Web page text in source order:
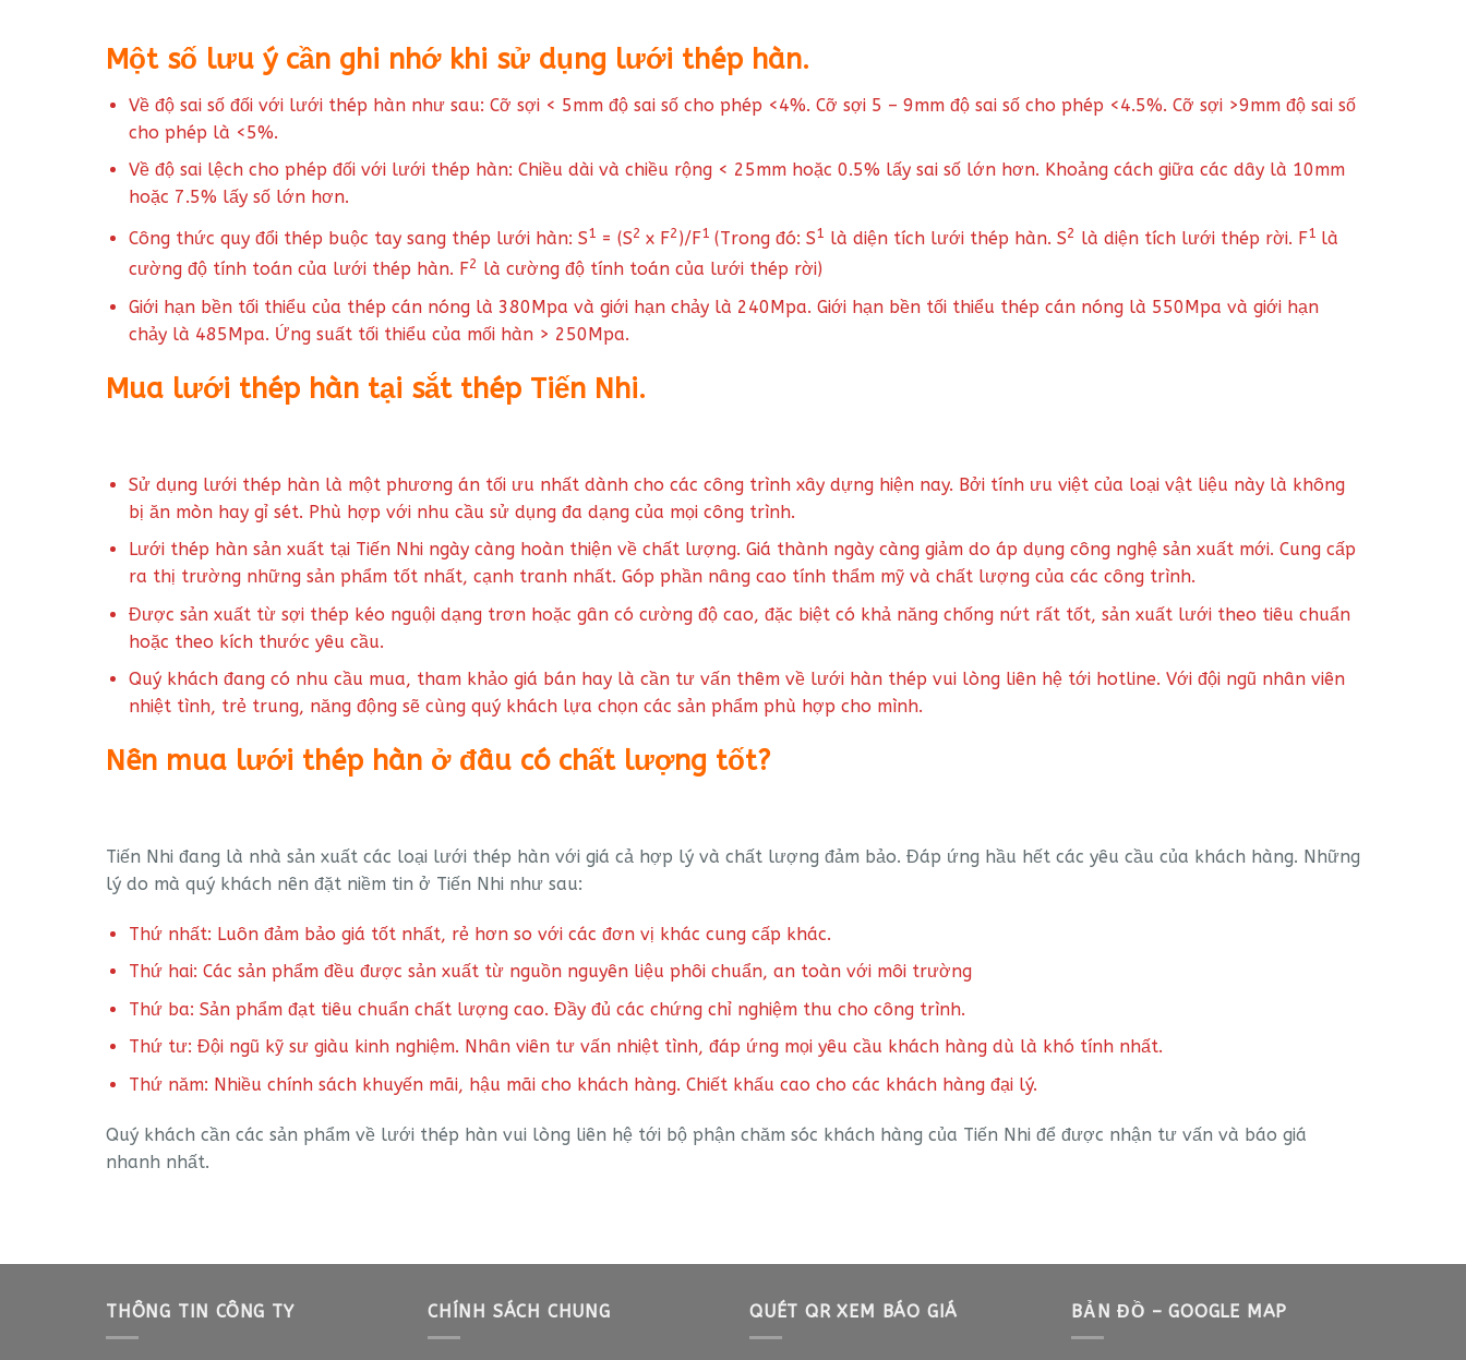
Một số lưu ý cần ghi nhớ khi sử dụng lưới thép hàn.
Về độ sai số đối với lưới thép hàn như sau: Cỡ sợi < 5mm độ sai số cho phép <4%. Cỡ sợi 5 – 9mm độ sai số cho phép <4.5%. Cỡ sợi >9mm độ sai số
cho phép là <5%.
Về độ sai lệch cho phép đối với lưới thép hàn: Chiều dài và chiều rộng < 25mm hoặc 0.5% lấy sai số lớn hơn. Khoảng cách giữa các dây là 10mm
hoặc 7.5% lấy số lớn hơn.
Công thức quy đổi thép buộc tay sang thép lưới hàn: S1 = (S2 x F2 )/F1 (Trong đó: S1 là diện tích lưới thép hàn. S2 là diện tích lưới thép rời. F1 là
cường độ tính toán của lưới thép hàn. F2 là cường độ tính toán của lưới thép rời)
Giới hạn bền tối thiểu của thép cán nóng là 380Mpa và giới hạn chảy là 240Mpa. Giới hạn bền tối thiểu thép cán nóng là 550Mpa và giới hạn
chảy là 485Mpa. Ứng suất tối thiểu của mối hàn > 250Mpa.
Mua lưới thép hàn tại sắt thép Tiến Nhi.
Sử dụng lưới thép hàn là một phương án tối ưu nhất dành cho các công trình xây dựng hiện nay. Bởi tính ưu việt của loại vật liệu này là không
bị ăn mòn hay gỉ sét. Phù hợp với nhu cầu sử dụng đa dạng của mọi công trình.
Lưới thép hàn sản xuất tại Tiến Nhi ngày càng hoàn thiện về chất lượng. Giá thành ngày càng giảm do áp dụng công nghệ sản xuất mới. Cung cấp
ra thị trường những sản phẩm tốt nhất, cạnh tranh nhất. Góp phần nâng cao tính thẩm mỹ và chất lượng của các công trình.
Được sản xuất từ sợi thép kéo nguội dạng trơn hoặc gân có cường độ cao, đặc biệt có khả năng chống nứt rất tốt, sản xuất lưới theo tiêu chuẩn
hoặc theo kích thước yêu cầu.
Quý khách đang có nhu cầu mua, tham khảo giá bán hay là cần tư vấn thêm về lưới hàn thép vui lòng liên hệ tới hotline. Với đội ngũ nhân viên
nhiệt tình, trẻ trung, năng động sẽ cùng quý khách lựa chọn các sản phẩm phù hợp cho mình.
Nên mua lưới thép hàn ở đâu có chất lượng tốt?
Tiến Nhi đang là nhà sản xuất các loại lưới thép hàn với giá cả hợp lý và chất lượng đảm bảo. Đáp ứng hầu hết các yêu cầu của khách hàng. Những
lý do mà quý khách nên đặt niềm tin ở Tiến Nhi như sau:
Thứ nhất: Luôn đảm bảo giá tốt nhất, rẻ hơn so với các đơn vị khác cung cấp khác.
Thứ hai: Các sản phẩm đều được sản xuất từ nguồn nguyên liệu phôi chuẩn, an toàn với môi trường
Thứ ba: Sản phẩm đạt tiêu chuẩn chất lượng cao. Đầy đủ các chứng chỉ nghiệm thu cho công trình.
Thứ tư: Đội ngũ kỹ sư giàu kinh nghiệm. Nhân viên tư vấn nhiệt tình, đáp ứng mọi yêu cầu khách hàng dù là khó tính nhất.
Thứ năm: Nhiều chính sách khuyến mãi, hậu mãi cho khách hàng. Chiết khấu cao cho các khách hàng đại lý.
Quý khách cần các sản phẩm về lưới thép hàn vui lòng liên hệ tới bộ phận chăm sóc khách hàng của Tiến Nhi để được nhận tư vấn và báo giá
nhanh nhất.
THÔNG TIN CÔNG TY CHÍNH SÁCH CHUNG QUÉT QR XEM BÁO GIÁ BẢN ĐỒ – GOOGLE MAP